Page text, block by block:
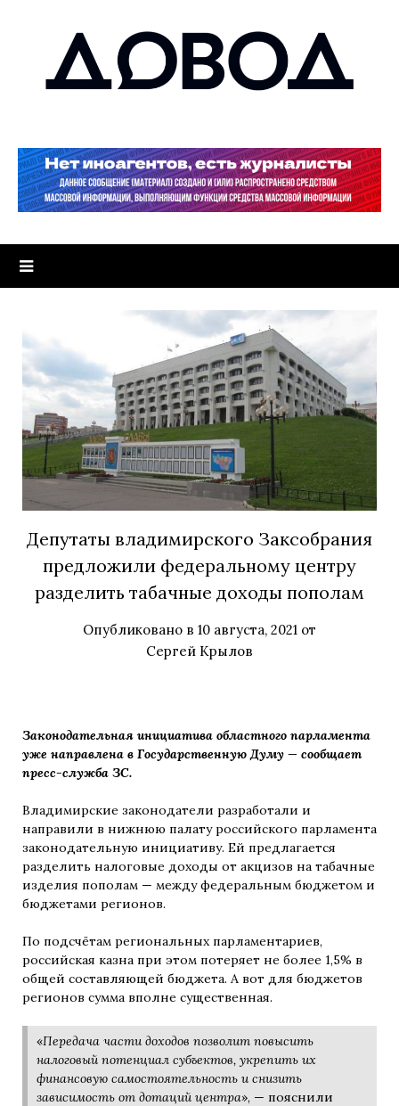
Депутаты владимирского Заксобрания
предложили федеральному центру
разделить табачные доходы пополам
Опубликовано в 10 августа, 2021 от
Сергей Крылов
Законодательная инициатива областного парламента
уже направлена в Государственную Думу — сообщает
пресс-служба ЗС.
Владимирские законодатели разработали и
направили в нижнюю палату российского парламента
законодательную инициативу. Ей предлагается
разделить налоговые доходы от акцизов на табачные
изделия пополам — между федеральным бюджетом и
бюджетами регионов.
По подсчётам региональных парламентариев,
российская казна при этом потеряет не более 1,5% в
общей составляющей бюджета. А вот для бюджетов
регионов сумма вполне существенная.
«Передача части доходов позволит повысить
налоговый потенциал субъектов, укрепить их
финансовую самостоятельность и снизить
зависимость от дотаций центра», — пояснили